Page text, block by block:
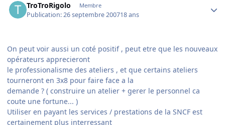
TroTroRigolo Membre
Publication:26 septembre 200718 ans
On peut voir aussi un coté positif , peut etre que les nouveaux
opérateurs apprecieront
le professionalisme des ateliers , et que certains ateliers
tourneront en 3x8 pour faire face a la
demande ? ( construire un atelier + gerer le personnel ca
coute une fortune... )
Utiliser en payant les services / prestations de la SNCF est
certainement plus interressant